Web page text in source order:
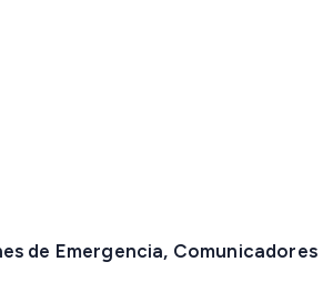
de Emergencia, Comunicadores